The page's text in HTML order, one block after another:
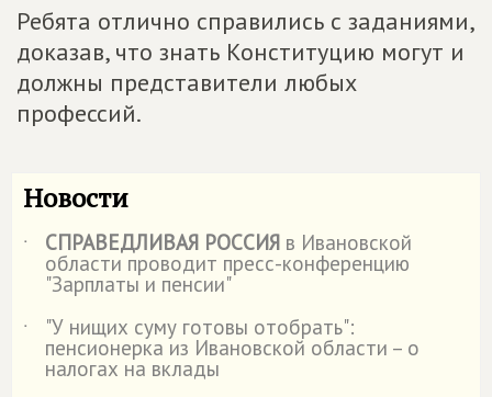
Ребята отлично справились с заданиями,
доказав, что знать Конституцию могут и
должны представители любых
профессий.
Новости
˙ СПРАВЕДЛИВАЯ РОССИЯ в Ивановской
области проводит пресс-конференцию
"Зарплаты и пенсии"
˙
"У нищих суму готовы отобрать":
пенсионерка из Ивановской области – о
налогах на вклады